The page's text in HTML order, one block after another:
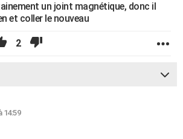
un joint magnétique, donc il
et coller le nouveau
2
14:59